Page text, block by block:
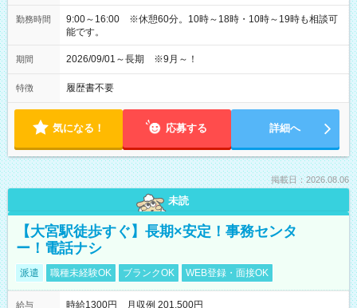
勤務時間
9:00～16:00 ※休憩60分。10時～18時・10時～19時も相談可
能です。
期間 2026/09/01～長期 ※9月～！
特徴 履歴書不要
気になる！ 応募する 詳細へ
掲載日：2026.08.06
未読
【大宮駅徒歩すぐ】長期×安定！事務センタ
ー！電話ナシ
派遣 職種未経験OK ブランクOK WEB登録・面接OK
給与
時給1300円 月収例 201,500円